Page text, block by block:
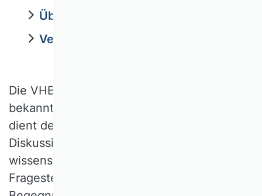
Übersicht der VHB Tagungen
Veröffentlichte Tagungsbeiträge
Die VHB Tagung, früher als Pfingsttagung
bekannt, findet seit 2020 im März statt. Sie
dient dem wissenschaftlichen Dialog, der
Diskussion betriebswirtschaftlicher,
wissenschafts- und hochschulpolitischer
Fragestellungen, sowie der persönlichen